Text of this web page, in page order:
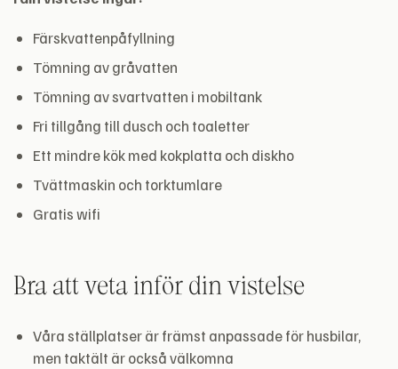
Färskvattenpåfyllning
Tömning av gråvatten
Tömning av svartvatten i mobiltank
Fri tillgång till dusch och toaletter
Ett mindre kök med kokplatta och diskho
Tvättmaskin och torktumlare
Gratis wifi
Bra att veta inför din vistelse
Våra ställplatser är främst anpassade för husbilar,
men taktält är också välkomna